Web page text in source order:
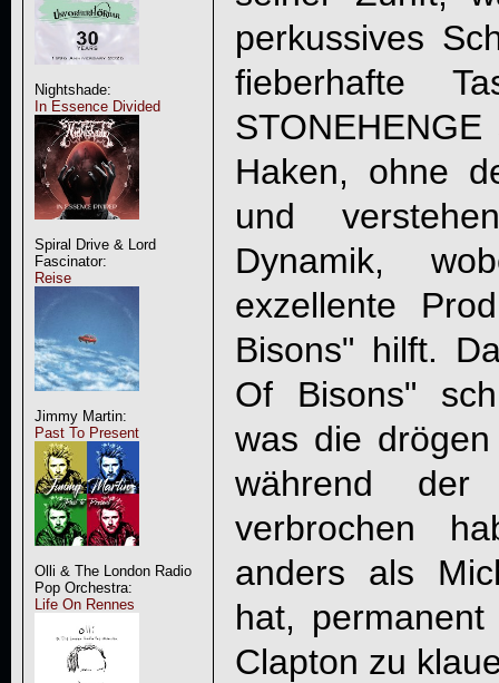
Nightshade:
In Essence Divided
Spiral Drive & Lord
Fascinator:
Reise
Jimmy Martin:
Past To Present
Olli & The London Radio
Pop Orchestra:
Life On Rennes
perkussives
fieberhafte
STONEHENGE
Haken, ohne
und
Dynamik,
exzellente
Bisons" hilft.
Of Bisons"
was die drögen
während
verbrochen
anders als
hat,
Clapton zu